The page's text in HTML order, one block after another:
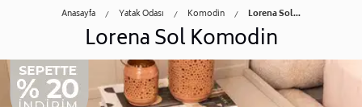
Anasayfa Yatak Odası Komodin Lorena Sol...
Lorena Sol Komodin